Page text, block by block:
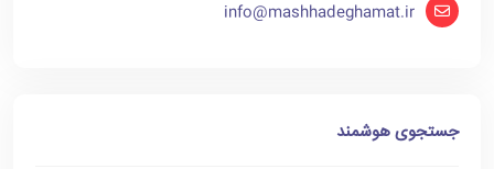
info@mashhadeghamat.ir
جستجوی هوشمند